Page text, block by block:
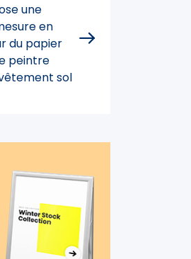
une
en
du papier
peintre
sol